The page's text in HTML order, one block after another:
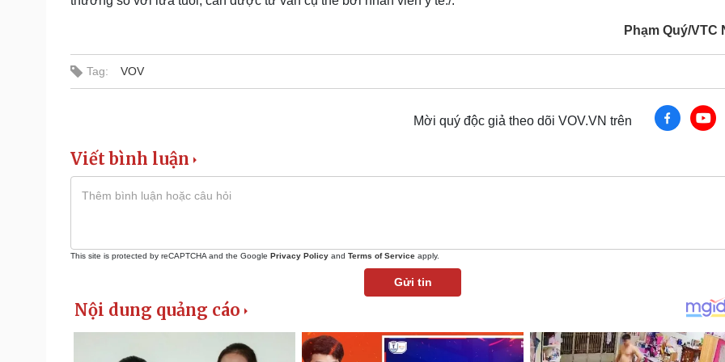
Phạm Quý/VTC
Tag: VOV
Mời quý độc giả theo dõi VOV.VN trên
Viết bình luận
This site is protected by reCAPTCHA and the Google Privacy Policy and Terms of Service apply.
Gửi tin